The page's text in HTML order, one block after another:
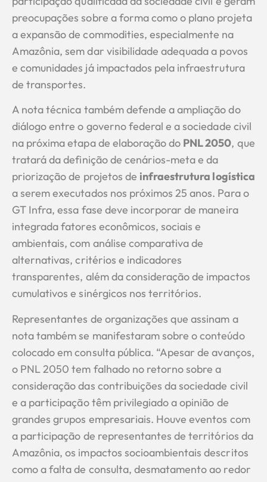
preocupações sobre a forma como o plano projeta
a expansão de commodities, especialmente na
Amazônia, sem dar visibilidade adequada a povos
e comunidades já impactados pela infraestrutura
de transportes.
A nota técnica também defende a ampliação do
diálogo entre o governo federal e a sociedade civil
na próxima etapa de elaboração do PNL 2050, que
tratará da definição de cenários-meta e da
priorização de projetos de infraestrutura logística
a serem executados nos próximos 25 anos. Para o
GT Infra, essa fase deve incorporar de maneira
integrada fatores econômicos, sociais e
ambientais, com análise comparativa de
alternativas, critérios e indicadores
transparentes, além da consideração de impactos
cumulativos e sinérgicos nos territórios.
Representantes de organizações que assinam a
nota também se manifestaram sobre o conteúdo
colocado em consulta pública. “Apesar de avanços,
o PNL 2050 tem falhado no retorno sobre a
consideração das contribuições da sociedade civil
e a participação têm privilegiado a opinião de
grandes grupos empresariais. Houve eventos com
a participação de representantes de territórios da
Amazônia, os impactos socioambientais descritos
como a falta de consulta, desmatamento ao redor